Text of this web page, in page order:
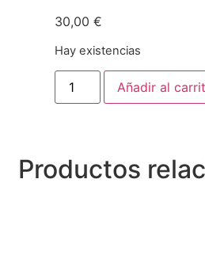
30,00 €
Hay existencias
Añadir al
Productos